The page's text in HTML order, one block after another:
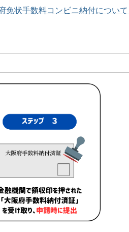
免状手数料コンビニ納付につい